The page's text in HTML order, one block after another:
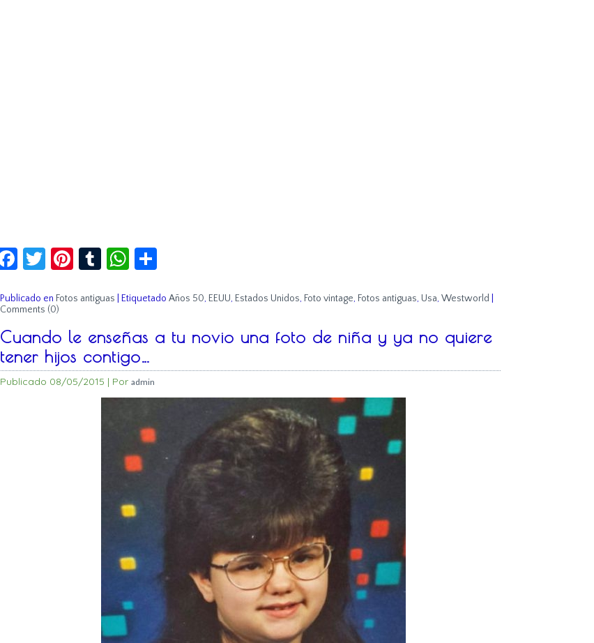
Facebook
Twitter
Pinterest
TumblrWhatsApp
Compartir
Publicado en Fotos antiguas Etiquetado Años 50, EEUU, Estados Unidos, Foto vintage, Fotos antiguas, Usa, Westworld
Comments (0)
Cuando le enseñas a tu novio una foto de niña y ya no quiere
tener hijos contigo…
Publicado 08/05/2015 | Por admin